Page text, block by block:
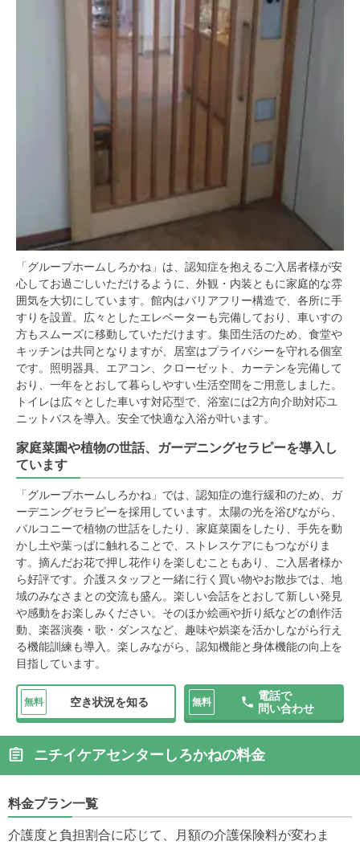
「グループホームしろかね」は、認知症を抱えるご入居者様が安
心してお過ごしいただけるように、外観・内装ともに家庭的な雰
囲気を大切にしています。館内はバリアフリー構造で、各所に手
すりを設置。広々としたエレベーターも完備しており、車いすの
方もスムーズに移動していただけます。集団生活のため、食堂や
キッチンは共同となりますが、居室はプライバシーを守れる個室
です。照明器具、エアコン、クローゼット、カーテンを完備して
おり、一年をとおして暮らしやすい生活空間をご用意しました。
トイレは広々とした車いす対応型で、浴室には2方向介助対応ユ
ニットバスを導入。安全で快適な入浴が叶います。
家庭菜園や植物の世話、ガーデニングセラピーを導入し
ています
「グループホームしろかね」では、認知症の進行緩和のため、ガ
ーデニングセラピーを採用しています。太陽の光を浴びながら、
バルコニーで植物の世話をしたり、家庭菜園をしたり、手先を動
かし土や葉っぱに触れることで、ストレスケアにもつながりま
す。摘んだお花で押し花作りを楽しむこともあり、ご入居者様か
ら好評です。介護スタッフと一緒に行く買い物やお散歩では、地
域のみなさまとの交流も盛ん。楽しい会話をとおして新しい発見
や感動をお楽しみください。そのほか絵画や折り紙などの創作活
動、楽器演奏・歌・ダンスなど、趣味や娯楽を活かしながら行え
る機能訓練も導入。楽しみながら、認知機能と身体機能の向上を
目指しています。
無料 空き状況を知る 無料
電話で
問い合わせ
ニチイケアセンターしろかねの料金
料金プラン一覧
介護度と負担割合に応じて、月額の介護保険料が変わま